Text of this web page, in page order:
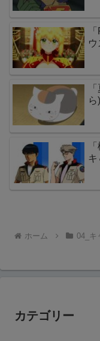
キ
ホーム 04_キ
カテゴリー